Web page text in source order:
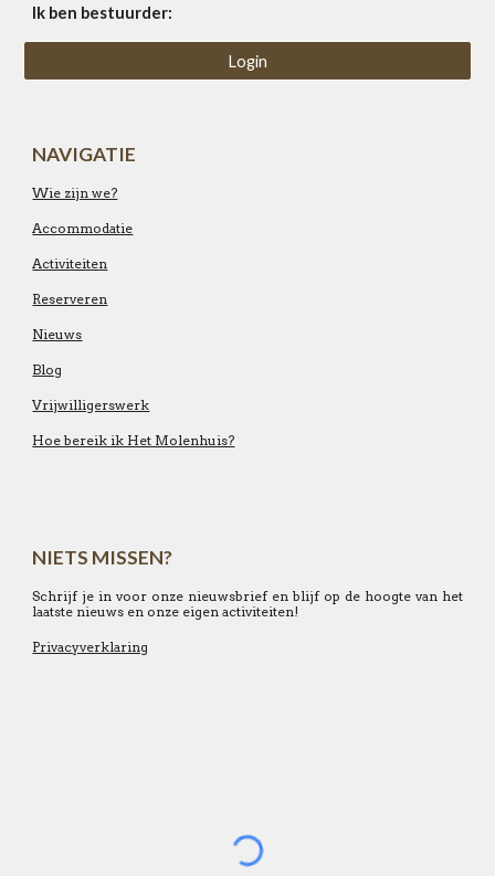
Ik ben bestuurder:
Login
NAVIGATIE
Wie zijn we?
Accommodatie
Activiteiten
Reserveren
Nieuws
Blog
Vrijwilligerswerk
Hoe bereik ik Het Molenhuis?
NIETS MISSEN?
Schrijf je in voor onze nieuwsbrief en blijf op de hoogte van het
laatste nieuws en onze eigen activiteiten!
Privacyverklaring